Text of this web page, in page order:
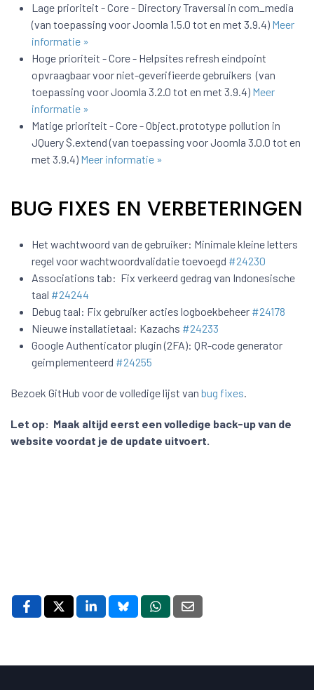
Lage prioriteit - Core - Directory Traversal in com_media
(van toepassing voor Joomla 1.5.0 tot en met 3.9.4) Meer
informatie »
Hoge prioriteit - Core - Helpsites refresh eindpoint
opvraagbaar voor niet-geverifieerde gebruikers (van
toepassing voor Joomla 3.2.0 tot en met 3.9.4) Meer
informatie »
Matige prioriteit - Core - Object.prototype pollution in
JQuery $.extend (van toepassing voor Joomla 3.0.0 tot en
met 3.9.4) Meer informatie »
BUG FIXES EN VERBETERINGEN
Het wachtwoord van de gebruiker: Minimale kleine letters
regel voor wachtwoordvalidatie toevoegd #24230
Associations tab: Fix verkeerd gedrag van Indonesische
taal #24244
Debug taal: Fix gebruiker acties logboekbeheer #24178
Nieuwe installatietaal: Kazachs #24233
Google Authenticator plugin (2FA): QR-code generator
geimplementeerd #24255
Bezoek GitHub voor de volledige lijst van bug fixes.
Let op: Maak altijd eerst een volledige back-up van de
website voordat je de update uitvoert.